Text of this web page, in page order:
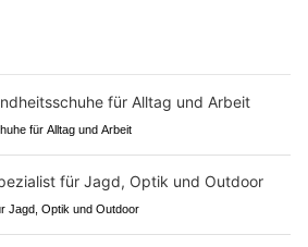
für Alltag und Arbeit
Jagd, Optik und Outdoor